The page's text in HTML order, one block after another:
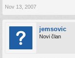
Nov 13, 2007
jemsovic
Novi član